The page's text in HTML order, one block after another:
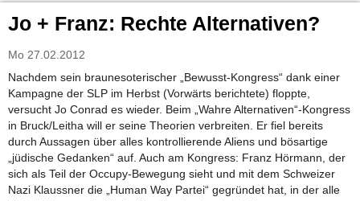
Jo + Franz: Rechte Alternativen?
Mo 27.02.2012
Nachdem sein braunesoterischer „Bewusst-Kongress“ dank einer
Kampagne der SLP im Herbst (Vorwärts berichtete) floppte,
versucht Jo Conrad es wieder. Beim „Wahre Alternativen“-Kongress
in Bruck/Leitha will er seine Theorien verbreiten. Er fiel bereits
durch Aussagen über alles kontrollierende Aliens und bösartige
„jüdische Gedanken“ auf. Auch am Kongress: Franz Hörmann, der
sich als Teil der Occupy-Bewegung sieht und mit dem Schweizer
Nazi Klaussner die „Human Way Partei“ gegründet hat, in der alle